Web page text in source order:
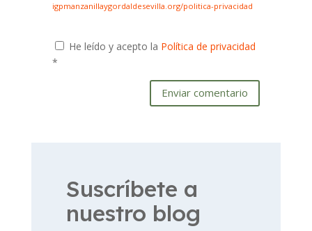
igpmanzanillaygordaldesevilla.org/politica-privacidad
He leído y acepto la Política de privacidad
*
Enviar comentario
Suscríbete a
nuestro blog